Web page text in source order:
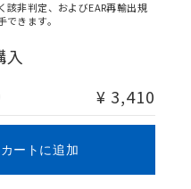
該非判定、およびEAR再輸出規
きます。
入
¥ 3,410
カートに追加